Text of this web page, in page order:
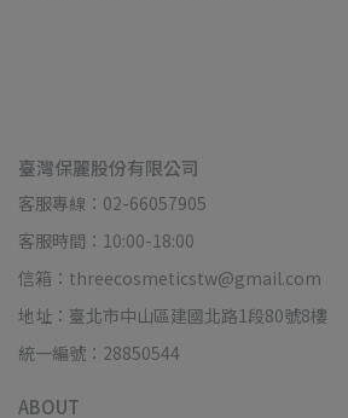
臺灣保麗股份有限公司
客服專線：02-66057905
客服時間：10:00-18:00
信箱：threecosmeticstw@gmail.com
地址：臺北市中山區建國北路1段80號8樓
統一編號：28850544
ABOUT